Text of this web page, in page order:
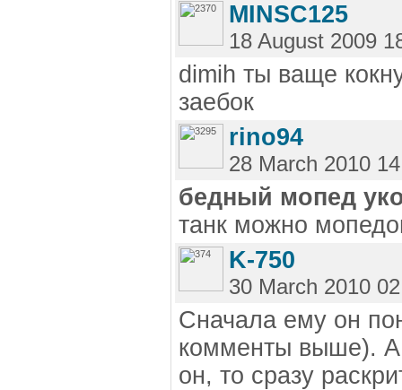
MINSC125
18 August 2009
dimih ты ваще
заебок
rino94
28 March 2010
бедный мопед
танк можно
K-750
30 March 2010
Сначала ему он
комменты выше). А
он, то сразу